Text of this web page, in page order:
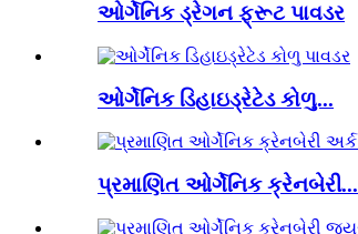
ઓર્ગેનિક ડ્રેગન ફ્રૂટ પાવડર
ઓર્ગેનિક ડિહાઇડ્રેટેડ કોળુ...
પ્રમાણિત ઓર્ગેનિક ક્રેનબેરી...